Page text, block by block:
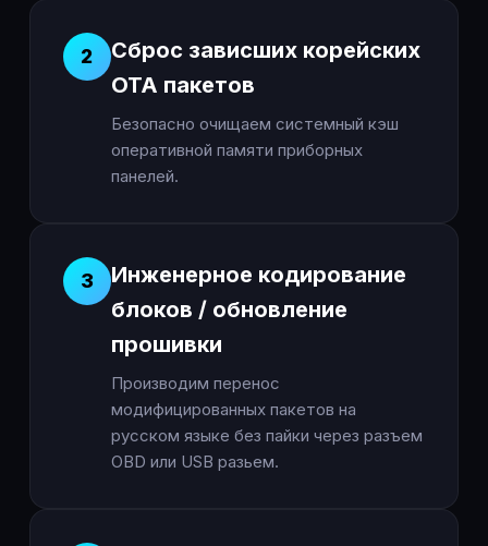
2
Сброс зависших корейских
OTA пакетов
Безопасно очищаем системный кэш
оперативной памяти приборных
панелей.
3
Инженерное кодирование
блоков / обновление
прошивки
Производим перенос
модифицированных пакетов на
русском языке без пайки через разъем
OBD или USB разьем.